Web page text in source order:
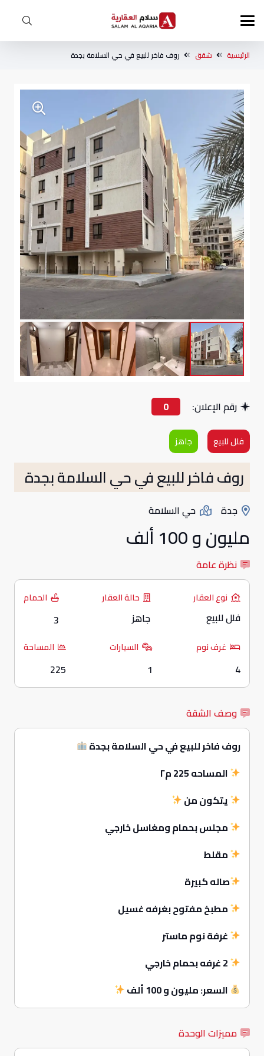
الرئيسية شقق روف فاخر للبيع في حي السلامة بجدة
رقم الإعلان: 0
فلل للبيع جاهز
روف فاخر للبيع في حي السلامة بجدة
جدة حي السلامة
مليون و 100 ألف
نظرة عامة
نوع العقار
فلل للبيع
حالة العقار
جاهز
الحمام
3
غرف نوم
4
السيارات
1
المساحة
225
وصف الشقة
روف فاخر للبيع في حي السلامة بجدة
المساحه 225 م٢
يتكون من
مجلس بحمام ومغاسل خارجي
مقلط
صاله كبيرة
مطبخ مفتوح بغرفه غسيل
غرفة نوم ماستر
السعر:مليون و 100 ألف
مميزات الوحدة